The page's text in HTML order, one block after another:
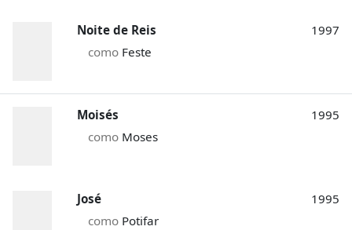
Noite de Reis
como Feste
1997
Moisés
como Moses
1995
José
como Potifar
1995